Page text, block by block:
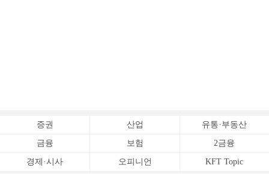
증권 산업 유통·부동산
금융 보험 2금융
경제·시사 오피니언 KFT Topic